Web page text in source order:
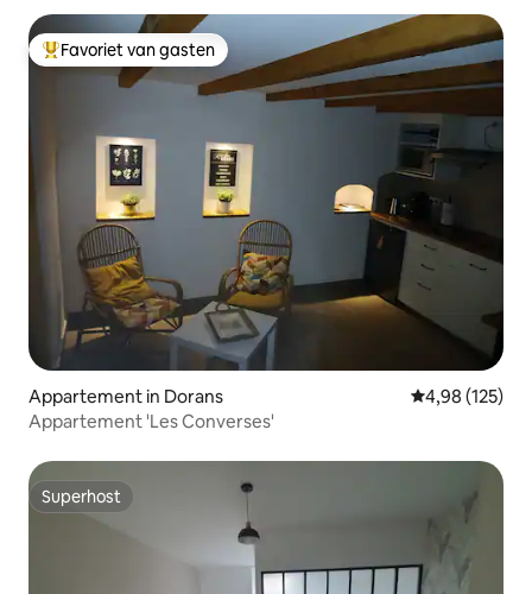
Topfavoriet van gasten
Favoriet van gasten
Appartement in Dorans Gemiddelde
4,98 (125)
Appartement 'Les Converses'
Superhost
Superhost